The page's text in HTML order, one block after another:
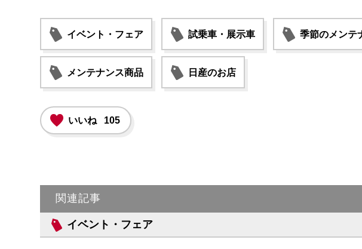
イベント・フェア 試乗車・展示車 季節のメンテ
メンテナンス商品 日産のお店
いいね 105
関連記事
イベント・フェア